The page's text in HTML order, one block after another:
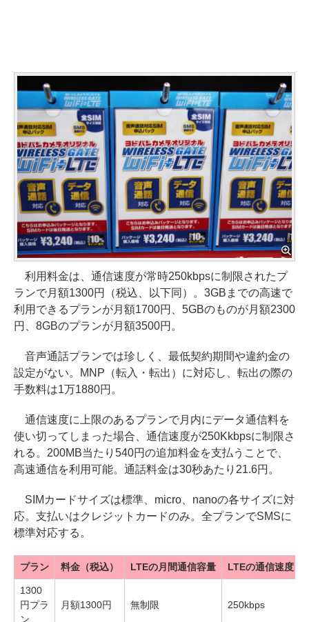
利用料金は、通信速度が常時250kbpsに制限されたプ
ランで月額1300円（税込、以下同）。3GBまでの高速で
利用できるプランが月額1700円、5GBのものが月額2300
円、8GBのプランが月額3500円。
音声通話プランでは珍しく、最低契約期間や違約金の
設定がない。MNP（転入・転出）に対応し、転出の際の
手数料は1万1880円。
通信速度に上限のあるプランで月内にデータ通信料を
使い切ってしまった場合、通信速度が250Kkbpsに制限さ
れる。200MB当たり540円の追加料金を支払うことで、
高速通信を利用可能。通話料金は30秒あたり21.6円。
SIMカードサイズは標準、micro、nanoの各サイズに対
応。支払いはクレジットカードのみ。全プランでSMSに
標準対応する。
プラン 料金（税込） LTEの月間通信容量 LTEの通信速度（
1300
円プラ
ン
月額1300円 無制限 250kbps